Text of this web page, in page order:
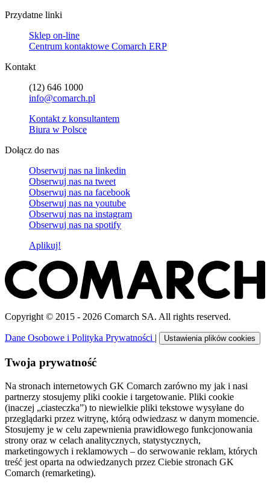
Przydatne linki
Sklep on-line
Centrum kontaktowe Comarch ERP
Kontakt
(12) 646 1000
info@comarch.pl
Kontakt z konsultantem
Biura w Polsce
Dołącz do nas
Obserwuj nas na linkedin
Obserwuj nas na tweet
Obserwuj nas na facebook
Obserwuj nas na youtube
Obserwuj nas na instagram
Obserwuj nas na spotify
Aplikuj!
Copyright © 2015 - 2026 Comarch SA. All rights reserved.
Dane Osobowe i Polityka Prywatności | Ustawienia plików cookies
Twoja prywatność
Na stronach internetowych GK Comarch zarówno my jak i nasi
partnerzy stosujemy pliki cookie i targetowanie. Pliki cookie
(inaczej „ciasteczka”) to niewielkie pliki tekstowe wysyłane do
przeglądarki przez witrynę, którą odwiedzasz w danym momencie.
Stosujemy je w celu zapewnienia prawidłowego funkcjonowania
strony oraz w celach analitycznych, statystycznych,
marketingowych i reklamowych – do serwowanie reklam, których
treść jest oparta na odwiedzanych przez Ciebie stronach GK
Comarch (remarketing).